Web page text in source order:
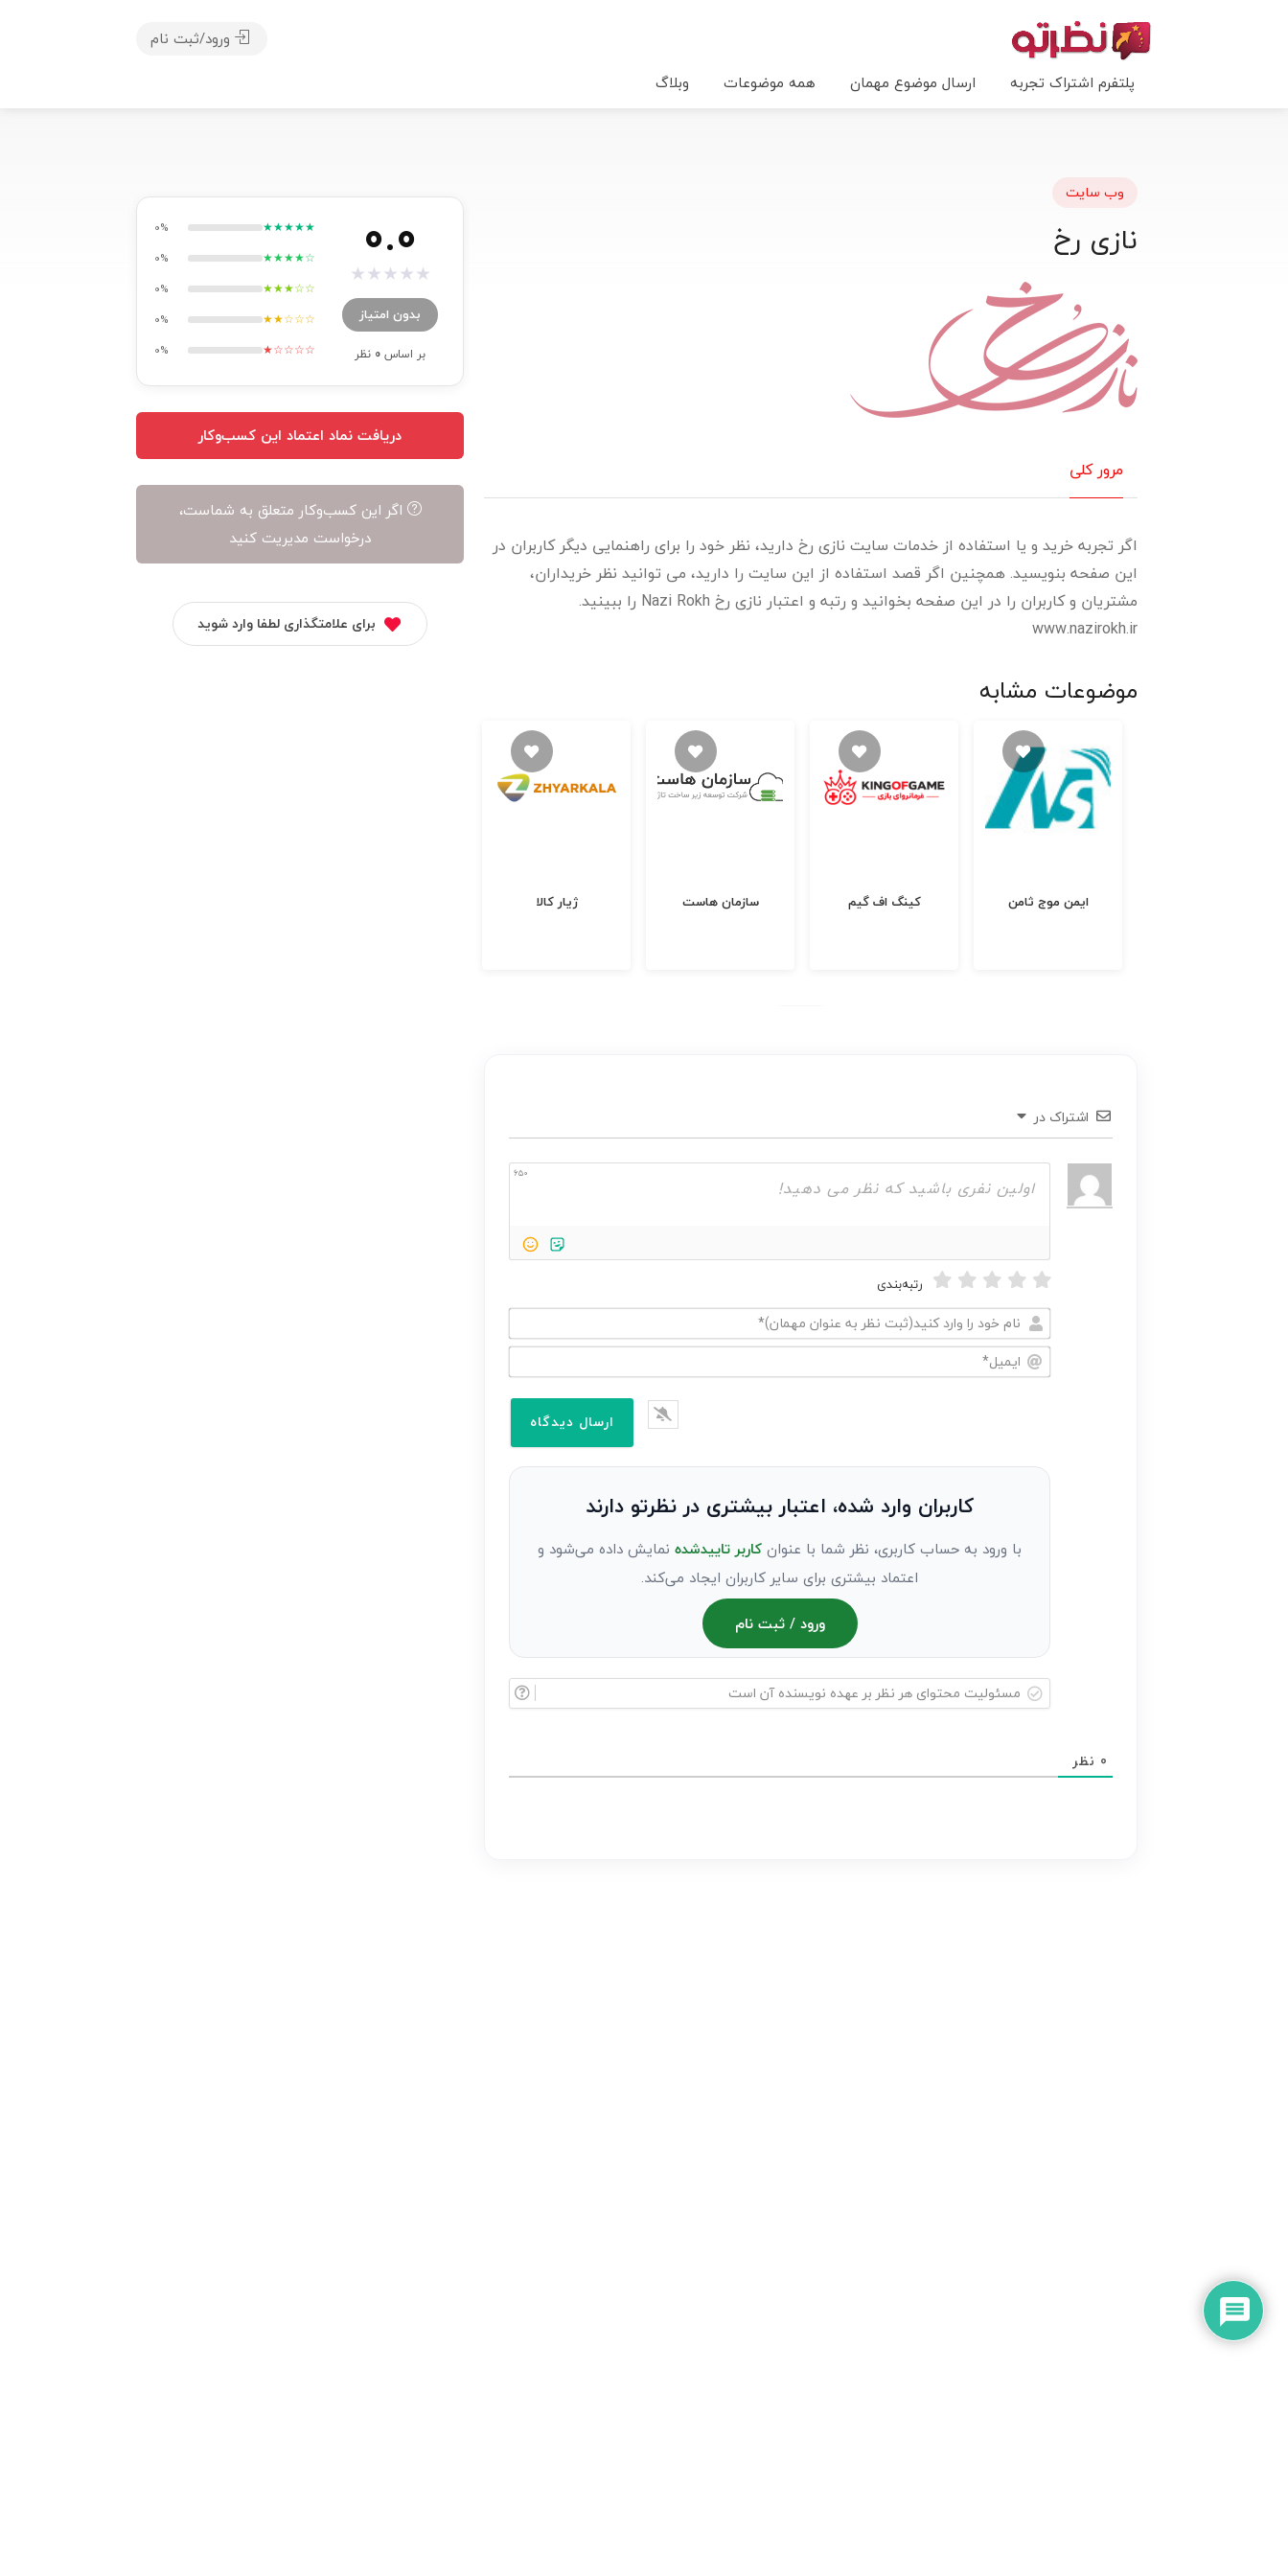
پلتفرم اشتراک تجربه ارسال موضوع مهمان همه موضوعات وبلاگ
ورود/ثبت نام
وب سایت
نازی رخ
مرور کلی
اگر تجربه خرید و یا استفاده از خدمات سایت نازی رخ دارید، نظر خود را برای راهنمایی دیگر کاربران در
این صفحه بنویسید. همچنین اگر قصد استفاده از این سایت را دارید، می توانید نظر خریداران،
مشتریان و کاربران را در این صفحه بخوانید و رتبه و اعتبار نازی رخ Nazi Rokh را ببینید.
www.nazirokh.ir
موضوعات مشابه
سازمان هاست کینگ اف گیم ایمن موج ثامن فروشگاه اینترنتی برایتو
اشتراک در
650
رتبه‌بندی
نام
خود
نظر
مهمان)*
کاربران وارد شده، اعتبار بیشتری در نظرتو دارند
با ورود به حساب کاربری، نظر شما با عنوانکاربر تاییدشدهنمایش داده می‌شود و
اعتماد بیشتری برای سایر کاربران ایجاد می‌کند.
ورود / ثبت نام
هر
0 نظر
0.0
★
★
★
★
★
بدون امتیاز
بر اساس0 نظر
★★★★★
0%
★★★★☆
0%
★★★☆☆
0%
★★☆☆☆
0%
★☆☆☆☆
0%
دریافت نماد اعتماد این کسب‌وکار
اگر این کسب‌وکار متعلق به شماست،
درخواست مدیریت کنید
برای علامتگذاری لطفا وارد شوید